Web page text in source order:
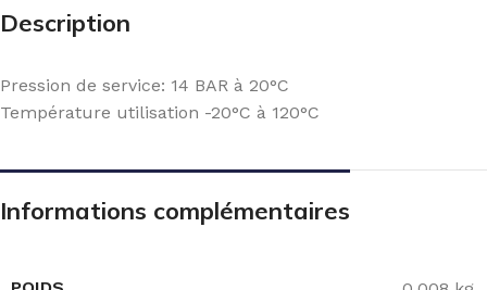
Description
Pression de service: 14 BAR à 20°C
Température utilisation -20°C à 120°C
Informations complémentaires